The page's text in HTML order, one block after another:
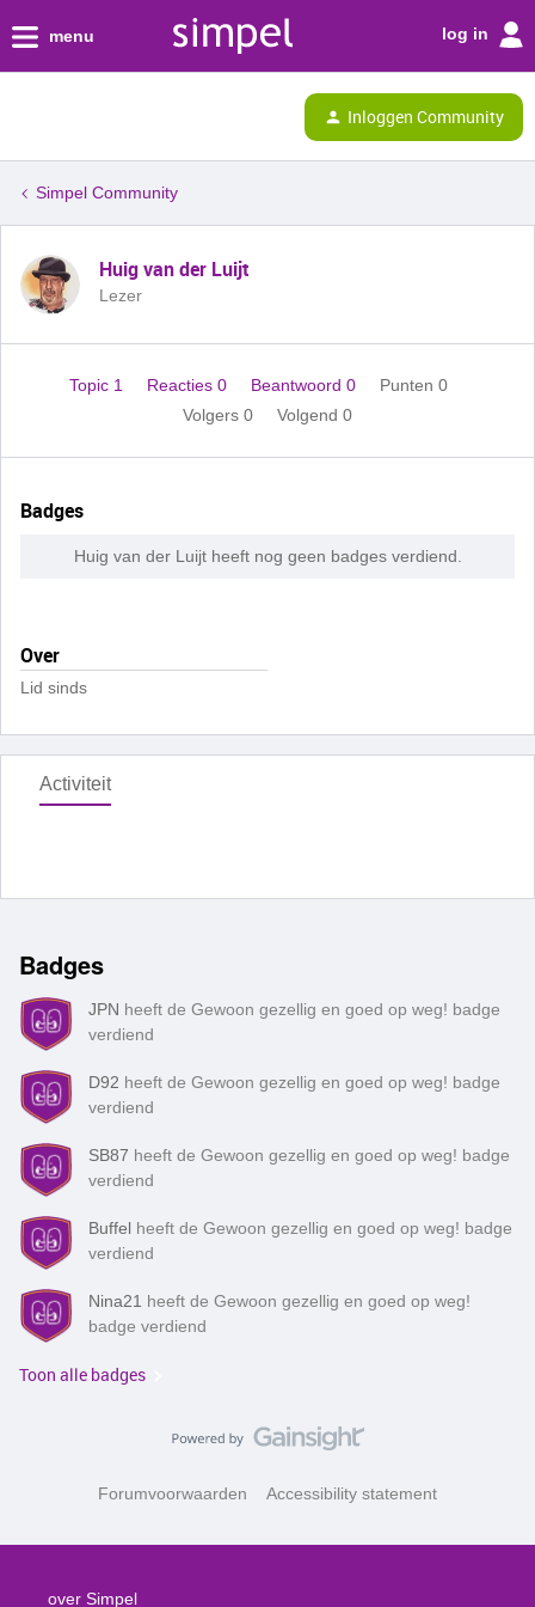
menu log in
Inloggen Community
Simpel Community
Huig van der Luijt
Lezer
Topic 1 Reacties 0 Beantwoord 0
Punten 0
Volgers 0 Volgend 0
Badges
Huig van der Luijt heeft nog geen badges verdiend.
Over
Lid sinds
Activiteit
Badges
JPN heeft de Gewoon gezellig en goed op weg! badge
verdiend
D92 heeft de Gewoon gezellig en goed op weg! badge
verdiend
SB87 heeft de Gewoon gezellig en goed op weg! badge
verdiend
Buffel heeft de Gewoon gezellig en goed op weg! badge
verdiend
Nina21 heeft de Gewoon gezellig en goed op weg!
badge verdiend
Toon alle badges
Forumvoorwaarden Accessibility statement
over Simpel